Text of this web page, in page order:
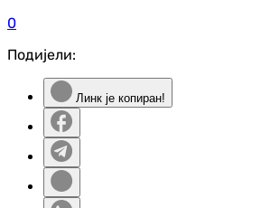
0
Подијели:
Линк је копиран!